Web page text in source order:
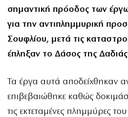
σημαντική πρόοδος των
για την αντιπλημμυρική
Σουφλίου, μετά τις
έπληξαν το Δάσος της
Τα έργα αυτά αποδείχθηκαν
επιβεβαιώθηκε καθώς
τις εκτεταμένες πλημμύρες